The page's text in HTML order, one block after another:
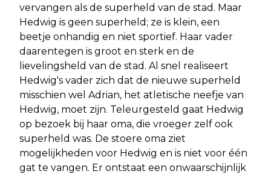
vervangen als de superheld van de stad. Maar
Hedwig is geen superheld; ze is klein, een
beetje onhandig en niet sportief. Haar vader
daarentegen is groot en sterk en de
lievelingsheld van de stad. Al snel realiseert
Hedwig's vader zich dat de nieuwe superheld
misschien wel Adrian, het atletische neefje van
Hedwig, moet zijn. Teleurgesteld gaat Hedwig
op bezoek bij haar oma, die vroeger zelf ook
superheld was. De stoere oma ziet
mogelijkheden voor Hedwig en is niet voor één
gat te vangen. Er ontstaat een onwaarschijnlijk